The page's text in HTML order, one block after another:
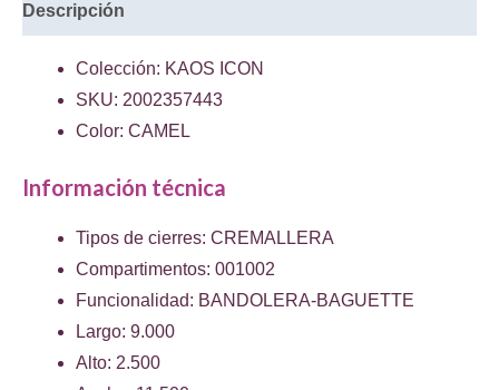
Descripción
Colección: KAOS ICON
SKU: 2002357443
Color: CAMEL
Información técnica
Tipos de cierres: CREMALLERA
Compartimentos: 001002
Funcionalidad: BANDOLERA-BAGUETTE
Largo: 9.000
Alto: 2.500